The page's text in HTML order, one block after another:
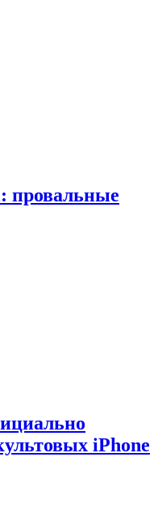
провальные
iPhone